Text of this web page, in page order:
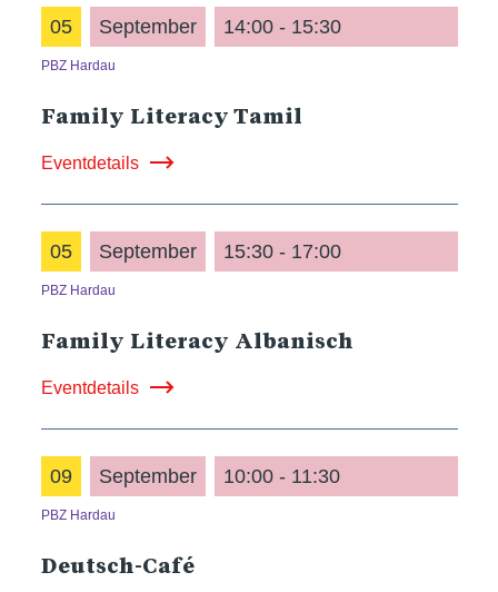
05 September 14:00 - 15:30
PBZ Hardau
Family Literacy Tamil
Eventdetails
05 September 15:30 - 17:00
PBZ Hardau
Family Literacy Albanisch
Eventdetails
09 September 10:00 - 11:30
PBZ Hardau
Deutsch-Café